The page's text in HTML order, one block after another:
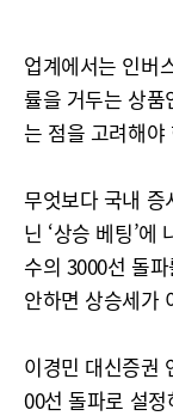
업계에서는 인버
률을 거두는 상
는 점을 고려해야
무엇보다 국내
닌 ‘상승 베팅’에
수의 3000선 돌
안하면 상승세가
이경민 대신증권
00선 돌파로 설